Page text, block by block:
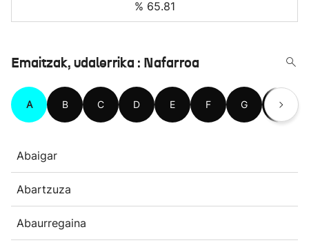
% 65.81
Emaitzak, udalerrika : Nafarroa
A B C D E F G H
Abaigar
Abartzuza
Abaurregaina